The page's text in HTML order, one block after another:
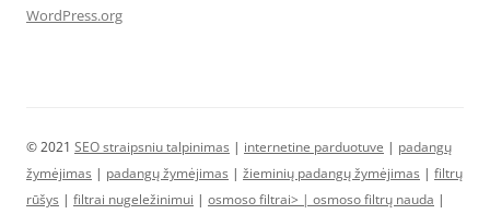
WordPress.org
© 2021 SEO straipsniu talpinimas | internetine parduotuve | padangų
žymėjimas | padangų žymėjimas | žieminių padangų žymėjimas | filtrų
rūšys | filtrai nugeležinimui | osmoso filtrai> | osmoso filtrų nauda |